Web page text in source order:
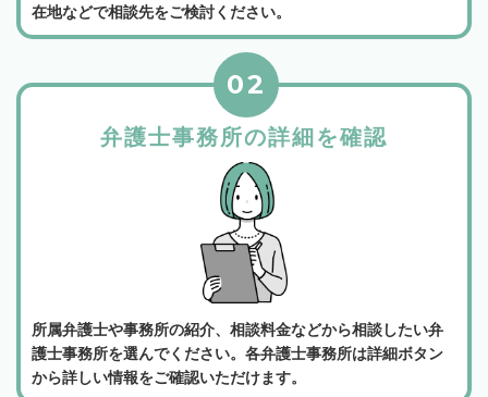
在地などで相談先をご検討ください。
弁護士事務所の詳細を確認
02
所属弁護士や事務所の紹介、相談料金などから相談したい弁
護士事務所を選んでください。各弁護士事務所は詳細ボタン
から詳しい情報をご確認いただけます。